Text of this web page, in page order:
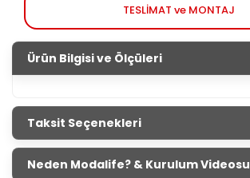
TESLİMAT ve MONTAJ
Ürün Bilgisi ve Ölçüleri
Taksit Seçenekleri
Neden Modalife? & Kurulum Videosu